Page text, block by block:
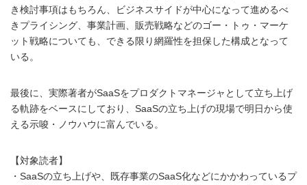
き検討事項はもちろん、ビジネスサイドが中心になって進めるべ
きプライシング、事業計画、販売戦略などのゴー・トゥ・マーケ
ット戦略についても、できる限り網羅性を担保した構成となって
いる。
最後に、実際著者がSaaSをプロダクトマネージャとして立ち上げ
る軌跡をベースにしており、SaaSの立ち上げの現場で明日から使
える示唆・ノウハウに富んでいる。
【対象読者】
・SaaSの立ち上げや、既存事業のSaaS化などにかかわっているプ